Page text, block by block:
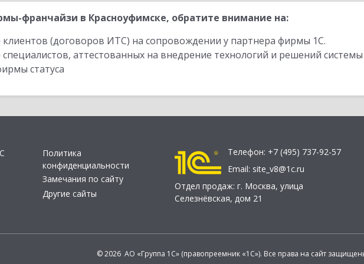
франчайзи в Красноуфимске, обратите внимание на:
клиентов (договоров ИТС) на сопровождении у партнера фирмы 1С.
специалистов, аттестованных на внедрение технологий и решений
статуса
Политика
конфиденциальности
Замечания по сайту
Другие сайты
Телефон: +7 (495) 737-92-57
Email: site_v8@1c.ru
Отдел продаж: г. Москва, улица
Селезнёвская, дом 21
© 2026 АО «Группа 1С» (правопреемник «1С»). Все права на сайт